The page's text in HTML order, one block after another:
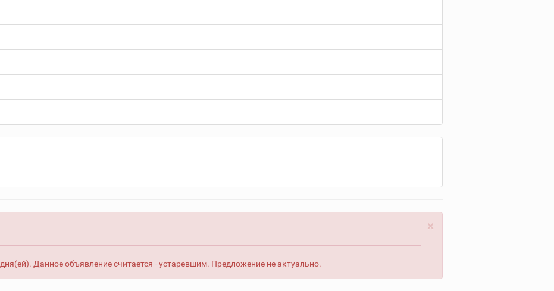
×
дня(ей). Данное объявление считается - устаревшим. Предложение не актуально.